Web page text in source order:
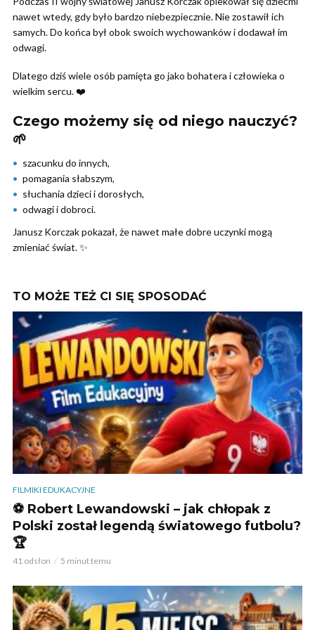
nawet wtedy, gdy było bardzo niebezpiecznie. Nie zostawił ich
samych. Do końca był obok swoich wychowanków i dodawał im
odwagi.
Dlatego dziś wiele osób pamięta go jako bohatera i człowieka o
wielkim sercu. ❤️
Czego możemy się od niego nauczyć?
🌱
szacunku do innych,
pomagania słabszym,
słuchania dzieci i dorosłych,
odwagi i dobroci.
Janusz Korczak pokazał, że nawet małe dobre uczynki mogą
zmieniać świat. ✨
TO MOŻE TEŻ CI SIĘ SPOSODAĆ
FILMIKI EDUKACYJNE
⚽ Robert Lewandowski – jak chłopak z
Polski został legendą światowego futbolu?
🏆
41 odsłon 5 minut temu